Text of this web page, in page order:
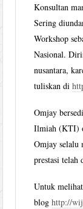
Konsultan
Sering
Workshop
Nasional.
nusantara,
tuliskan di
Omjay
Ilmiah (KTI)
Omjay selalu
prestasi telah
Untuk
bloghttp://